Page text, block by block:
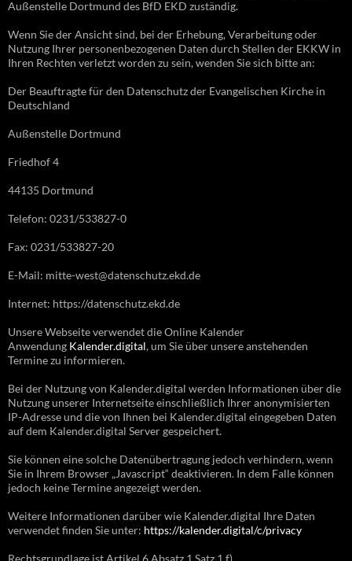
Außenstelle Dortmund des BfD EKD zuständig.
Wenn Sie der Ansicht sind, bei der Erhebung, Verarbeitung oder
Nutzung Ihrer personenbezogenen Daten durch Stellen der EKKW in
Ihren Rechten verletzt worden zu sein, wenden Sie sich bitte an:
Der Beauftragte für den Datenschutz der Evangelischen Kirche in
Deutschland
Außenstelle Dortmund
Friedhof 4
44135 Dortmund
Telefon: 0231/533827-0
Fax: 0231/533827-20
E-Mail: mitte-west@datenschutz.ekd.de
Internet: https://datenschutz.ekd.de
Unsere Webseite verwendet die Online Kalender
Anwendung Kalender.digital, um Sie über unsere anstehenden
Termine zu informieren.
Bei der Nutzung von Kalender.digital werden Informationen über die
Nutzung unserer Internetseite einschließlich Ihrer anonymisierten
IP-Adresse und die von Ihnen bei Kalender.digital eingegeben Daten
auf dem Kalender.digital Server gespeichert.
Sie können eine solche Datenübertragung jedoch verhindern, wenn
Sie in Ihrem Browser „Javascript“ deaktivieren. In dem Falle können
jedoch keine Termine angezeigt werden.
Weitere Informationen darüber wie Kalender.digital Ihre Daten
verwendet finden Sie unter: https://kalender.digital/c/privacy
Rechtsgrundlage ist Artikel 6 Absatz 1 Satz 1 f)